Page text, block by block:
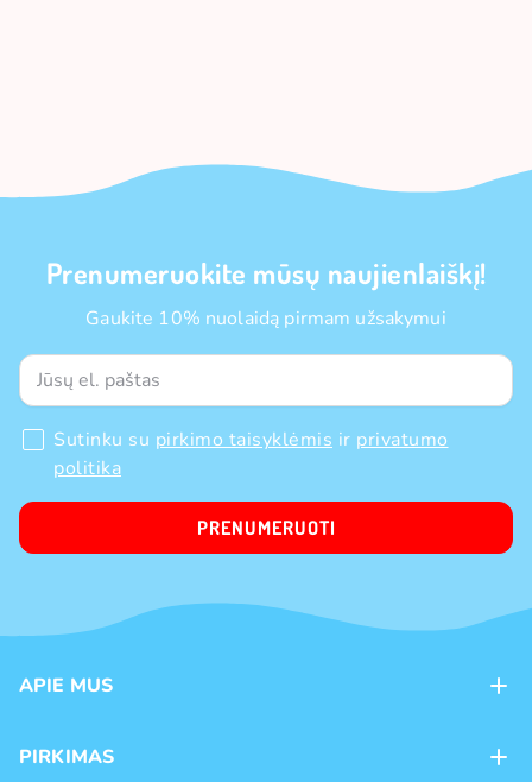
Prenumeruokite mūsų naujienlaiškį!
Gaukite 10% nuolaidą pirmam užsakymui
Sutinku su pirkimo taisyklėmis ir privatumo
politika
PRENUMERUOTI
APIE MUS
Kontaktai
PIRKIMAS